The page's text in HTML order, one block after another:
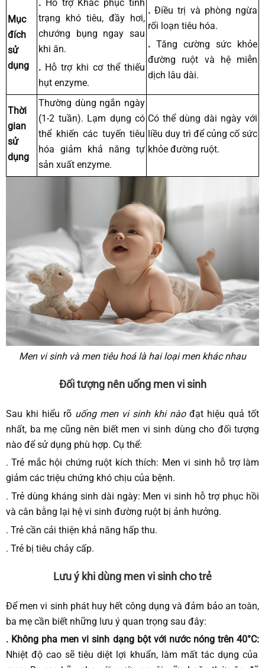
Mục
đích
sử
dụng
. Hỗ trợ Khắc phục tình
trạng khó tiêu, đầy hơi,
chướng bụng ngay sau
khi ăn.
. Hỗ trợ khi cơ thể thiếu
hụt enzyme.
.Điều trị và phòng ngừa
rối loạn tiêu hóa.
. Tăng cường sức khỏe
đường ruột và hệ miễn
dịch lâu dài.
Thời
gian
sử
dụng
Thường dùng ngắn ngày
(1-2 tuần). Lạm dụng có
thể khiến các tuyến tiêu
hóa giảm khả năng tự
sản xuất enzyme.
Có thể dùng dài ngày với
liều duy trì để củng cố sức
khỏe đường ruột.
Men vi sinh và men tiêu hoá là hai loại men khác nhau
Đối tượng nên uống men vi sinh
Sau khi hiểu rõ uống men vi sinh khi nàođạt hiệu quả tốt
nhất, ba mẹ cũng nên biết men vi sinh dùng cho đối tượng
nào để sử dụng phù hợp. Cụ thể:
. Trẻ mắc hội chứng ruột kích thích: Men vi sinh hỗ trợ làm
giảm các triệu chứng khó chịu của bệnh.
. Trẻ dùng kháng sinh dài ngày: Men vi sinh hỗ trợ phục hồi
và cân bằng lại hệ vi sinh đường ruột bị ảnh hưởng.
. Trẻ cần cải thiện khả năng hấp thu.
. Trẻ bị tiêu chảy cấp.
Lưu ý khi dùng men vi sinh cho trẻ
Để men vi sinh phát huy hết công dụng và đảm bảo an toàn,
ba mẹ cần biết những lưu ý quan trọng sau đây:
. Không pha men vi sinh dạng bột với nước nóng trên 40°C:
Nhiệt độ cao sẽ tiêu diệt lợi khuẩn, làm mất tác dụng của